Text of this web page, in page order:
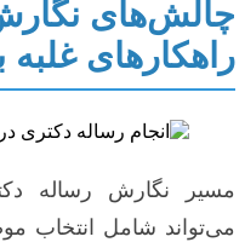
چالش‌های
راهکارهای غلبه
مسیر نگارش رساله
می‌تواند شامل انتخاب